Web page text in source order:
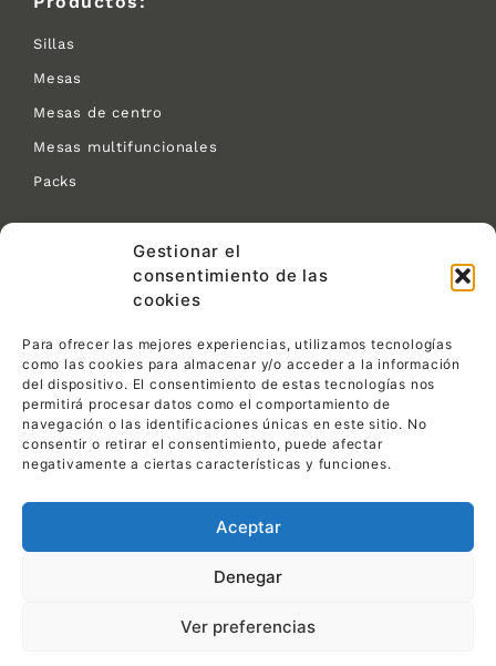
Gestionar el
consentimiento de las
cookies
Para ofrecer las mejores experiencias, utilizamos tecnologías
como las cookies para almacenar y/o acceder a la información
del dispositivo. El consentimiento de estas tecnologías nos
permitirá procesar datos como el comportamiento de
navegación o las identificaciones únicas en este sitio. No
consentir o retirar el consentimiento, puede afectar
negativamente a ciertas características y funciones.
Aceptar
Denegar
Ver preferencias
Sillas
Mesas
Mesas de centro
Mesas multifuncionales
Packs
C/ Las Tejeras S/N.
CP 30510 Yecla (Murcia)
info@pemin1ensillas.com
Legal:
Política de privacidad
PEMI Sillas & Mesas.Todos los derechos